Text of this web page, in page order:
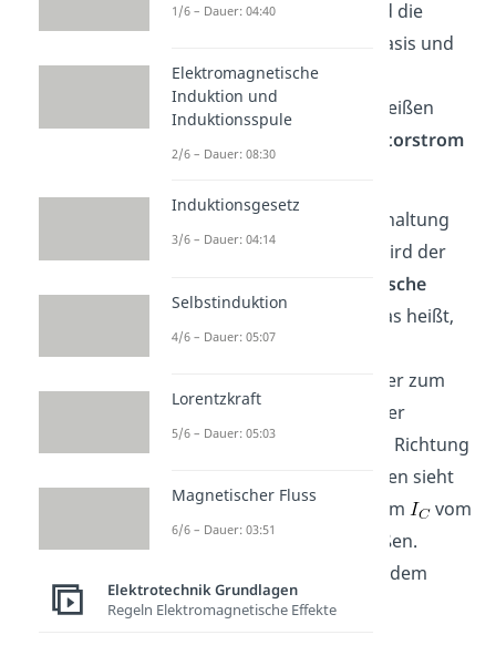
und Emitter heißt
und die
Spannung zwischen der Basis und
dem Emitter
. Die
entsprechenden Ströme heißen
Kollektorstrom
Wenn du eine Schaltung
vor dir liegen hast, dann wird der
technische
Stromrichtung
gezeigt. Das heißt,
während zum Beispiel die
) vom Emitter zum
Kollektor fließen, wird in der
Schaltung die umgekehrte Richtung
dargestellt. Im Schaltzeichen sieht
du dann den Kollektorstrom
vom
Kollektor zum Emitter fließen.
Ähnlich verhält es sich mit dem
Basisstrom.
1/6 – Dauer: 04:40
Elektromagnetische
Induktion und
Induktionsspule
2/6 – Dauer: 08:30
Induktionsgesetz
3/6 – Dauer: 04:14
Selbstinduktion
4/6 – Dauer: 05:07
Lorentzkraft
5/6 – Dauer: 05:03
Magnetischer Fluss
6/6 – Dauer: 03:51
Elektrotechnik Grundlagen
Regeln Elektromagnetische Effekte